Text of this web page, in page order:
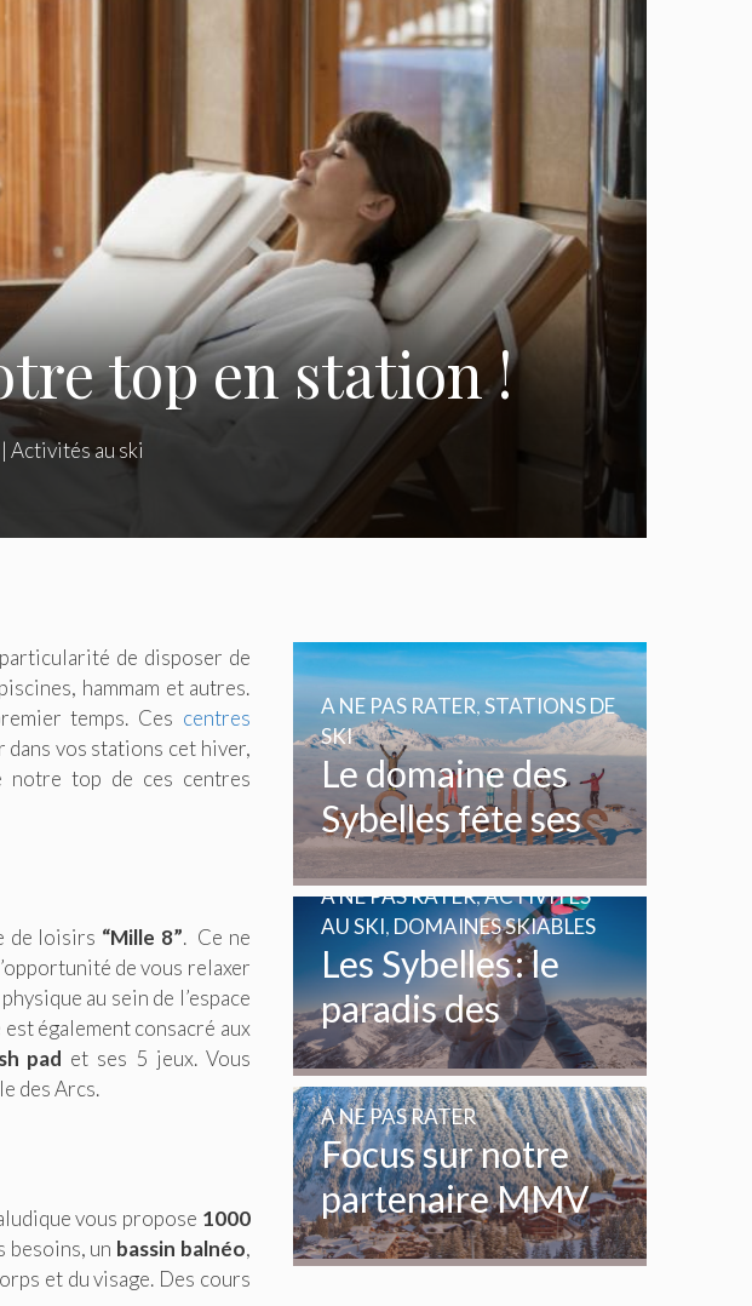
top en station !
| Activités au ski
de disposer de
hammam et autres.
temps. Ces centres
vos stations cet hiver,
notre top de ces centres
de loisirs “Mille 8”. Ce ne
de vous relaxer
au sein de l’espace
également consacré aux
pad et ses 5 jeux. Vous
des Arcs.
vous propose 1000
besoins, un bassin balnéo,
et du visage. Des cours
Le domaine des
Sybelles fête ses
20 ans
A NE PAS RATER,STATIONS DE
SKI
Les Sybelles : le
paradis des
enfants et des
amoureux de la
glisse
A NE PAS RATER,ACTIVITÉS
AU SKI, DOMAINES SKIABLES
Focus sur notre
partenaire MMV
A NE PAS RATER